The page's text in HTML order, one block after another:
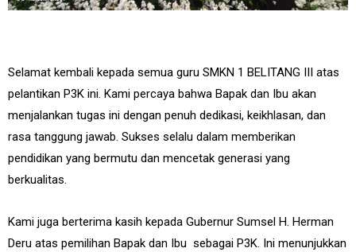
Selamat kembali kepada semua guru SMKN 1 BELITANG III atas
pelantikan P3K ini. Kami percaya bahwa Bapak dan Ibu akan
menjalankan tugas ini dengan penuh dedikasi, keikhlasan, dan
rasa tanggung jawab. Sukses selalu dalam memberikan
pendidikan yang bermutu dan mencetak generasi yang
berkualitas.
Kami juga berterima kasih kepada Gubernur Sumsel H. Herman
Deru atas pemilihan Bapak dan Ibu sebagai P3K. Ini menunjukkan